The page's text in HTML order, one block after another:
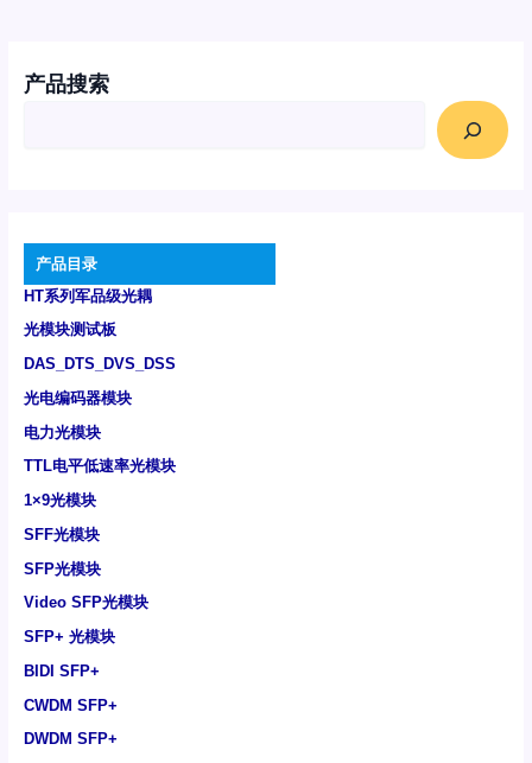
产品搜索
产品目录
HT系列军品级光耦
光模块测试板
DAS_DTS_DVS_DSS
光电编码器模块
电力光模块
TTL电平低速率光模块
1×9光模块
SFF光模块
SFP光模块
Video SFP光模块
SFP+ 光模块
BIDI SFP+
CWDM SFP+
DWDM SFP+